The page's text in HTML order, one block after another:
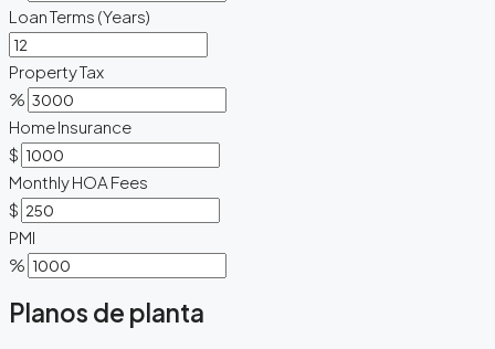
Loan Terms (Years)
Property Tax
%
Home Insurance
$
Monthly HOA Fees
$
PMI
%
Planos de planta